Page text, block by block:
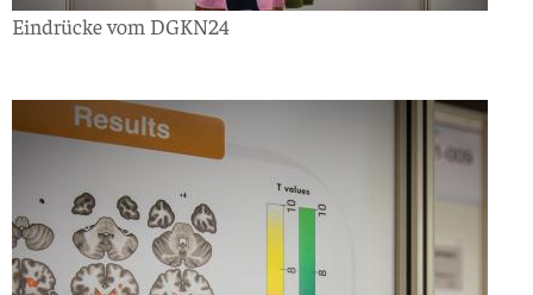
Eindrücke vom DGKN24